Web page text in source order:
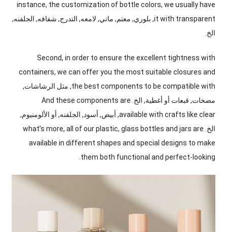
instance, the customization of bottle colors, we usually have
it with transparent, بلوري, معتم, ماتي, لامعه, التدرج, شفافه, الجلفنه,
الخ.
Second, in order to ensure the excellent tightness with
containers, we can offer you the most suitable closures and
the best components to be compatible with, مثل الرشاشات,
مضخات, قبعات أو أغطية, الخ. And these components are
available with crafts like clear, أبيض, أسود, الجلفنه, أو الألومنيوم,
الخ.
what’s more, all of our plastic, glass bottles and jars are
available in different shapes and special designs to make
them both functional and perfect-looking
.